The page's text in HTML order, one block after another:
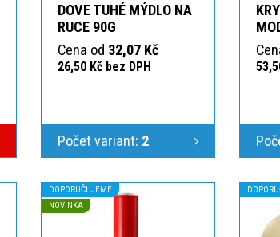
DOVE TUHÉ MÝDLO NA
RUCE 90G
Cena od 32,07 Kč
26,50 Kč bez DPH
Počet variant: 2
DOPORUČUJEME
NOVINKA